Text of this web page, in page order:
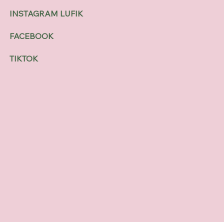
INSTAGRAM LUFIK
FACEBOOK
TIKTOK